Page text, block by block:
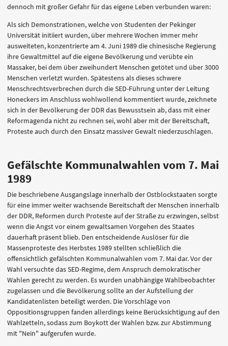
dennoch mit großer Gefahr für das eigene Leben verbunden waren:
Als sich Demonstrationen, welche von Studenten der Pekinger
Universität initiiert wurden, über mehrere Wochen immer mehr
ausweiteten, konzentrierte am 4. Juni 1989 die chinesische Regierung
ihre Gewaltmittel auf die eigene Bevölkerung und verübte ein
Massaker, bei dem über zweihundert Menschen getötet und über 3000
Menschen verletzt wurden. Spätestens als dieses schwere
Menschrechtsverbrechen durch die SED-Führung unter der Leitung
Honeckers im Anschluss wohlwollend kommentiert wurde, zeichnete
sich in der Bevölkerung der DDR das Bewusstsein ab, dass mit einer
Reformagenda nicht zu rechnen sei, wohl aber mit der Bereitschaft,
Proteste auch durch den Einsatz massiver Gewalt niederzuschlagen.
Gefälschte Kommunalwahlen vom 7. Mai
1989
Die beschriebene Ausgangslage innerhalb der Ostblockstaaten sorgte
für eine immer weiter wachsende Bereitschaft der Menschen innerhalb
der DDR, Reformen durch Proteste auf der Straße zu erzwingen, selbst
wenn die Angst vor einem gewaltsamen Vorgehen des Staates
dauerhaft präsent blieb. Den entscheidende Auslöser für die
Massenproteste des Herbstes 1989 stellten schließlich die
offensichtlich gefälschten Kommunalwahlen vom 7. Mai dar. Vor der
Wahl versuchte das SED-Regime, dem Anspruch demokratischer
Wahlen gerecht zu werden. Es wurden unabhängige Wahlbeobachter
zugelassen und die Bevölkerung sollte an der Aufstellung der
Kandidatenlisten beteiligt werden. Die Vorschläge von
Oppositionsgruppen fanden allerdings keine Berücksichtigung auf den
Wahlzetteln, sodass zum Boykott der Wahlen bzw. zur Abstimmung
mit "Nein" aufgerufen wurde.